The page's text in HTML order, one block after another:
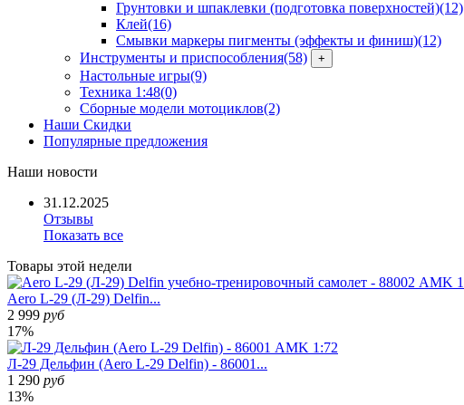
Грунтовки и шпаклевки (подготовка поверхностей)(12)
Клей(16)
Смывки маркеры пигменты (эффекты и финиш)(12)
Инструменты и приспособления(58) +
Настольные игры(9)
Техника 1:48(0)
Сборные модели мотоциклов(2)
Наши Скидки
Популярные предложения
Наши новости
31.12.2025
Отзывы
Показать все
Товары этой недели
Aero L-29 (Л-29) Delfin...
2 999 руб
17%
Л-29 Дельфин (Aero L-29 Delfin) - 86001...
1 290 руб
13%